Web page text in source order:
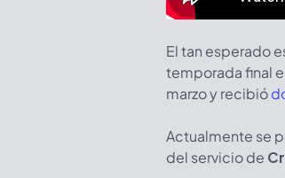
El tan esperado
temporada final
marzo y recibió
Actualmente se
del servicio de